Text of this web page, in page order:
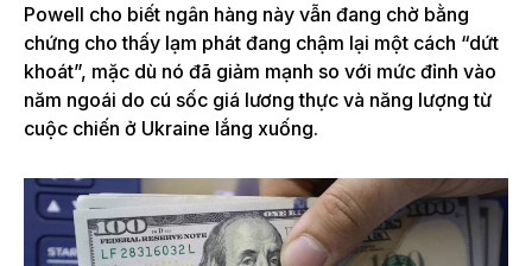
Powell cho biết ngân hàng này vẫn đang chờ bằng
chứng cho thấy lạm phát đang chậm lại một cách “dứt
khoát”, mặc dù nó đã giảm mạnh so với mức đỉnh vào
năm ngoái do cú sốc giá lương thực và năng lượng từ
cuộc chiến ở Ukraine lắng xuống.